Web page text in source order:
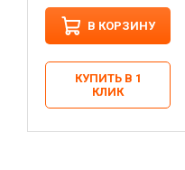
В КОРЗИНУ
КУПИТЬ В 1
КЛИК